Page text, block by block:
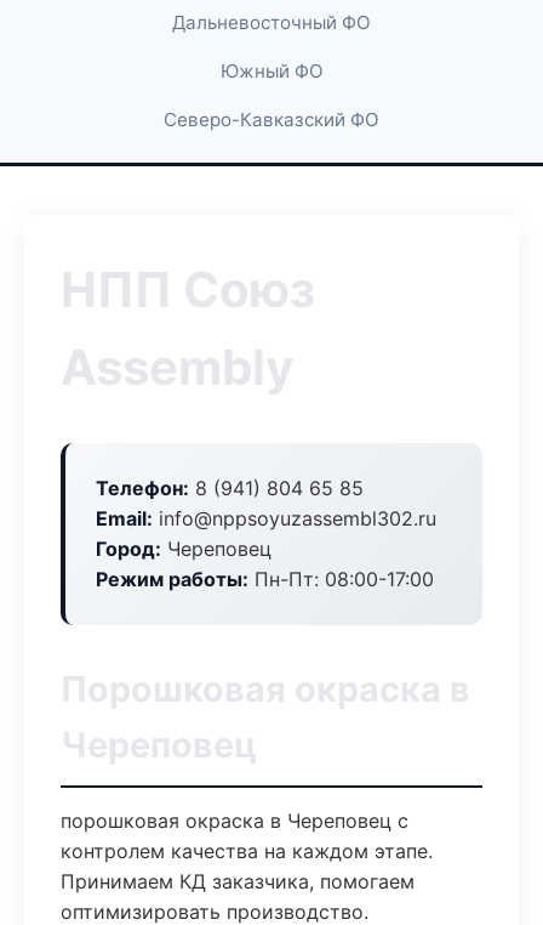
Дальневосточный ФО
Южный ФО
Северо-Кавказский ФО
НПП Союз
Assembly
Телефон: 8 (941) 804 65 85
Email: info@nppsoyuzassembl302.ru
Город: Череповец
Режим работы: Пн-Пт: 08:00-17:00
Порошковая окраска в
Череповец
порошковая окраска в Череповец с
контролем качества на каждом этапе.
Принимаем КД заказчика, помогаем
оптимизировать производство.